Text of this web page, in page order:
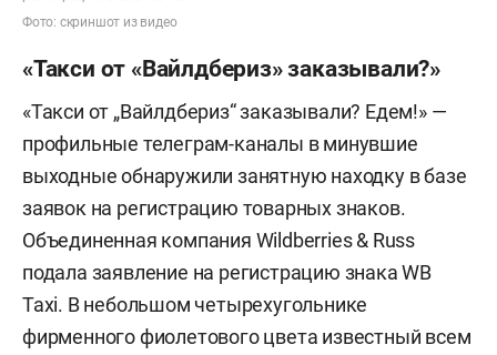
Фото: скриншот из видео
«Такси от «Вайлдбериз» заказывали?»
«Такси от „Вайлдбериз“ заказывали? Едем!» —
профильные телеграм-каналы в минувшие
выходные обнаружили занятную находку в базе
заявок на регистрацию товарных знаков.
Объединенная компания Wildberries & Russ
подала заявление на регистрацию знака WB
Taxi. В небольшом четырехугольнике
фирменного фиолетового цвета известный всем